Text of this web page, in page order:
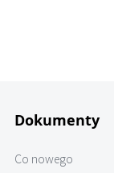
Dokumenty
Co nowego